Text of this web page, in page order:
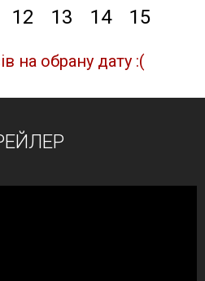
12 13 14 15
на обрану дату :(